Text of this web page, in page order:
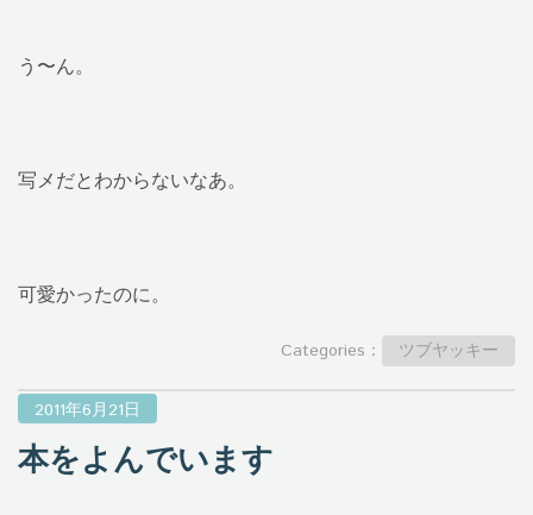
う〜ん。
写メだとわからないなあ。
可愛かったのに。
Categories： ツブヤッキー
2011年6月21日
本をよんでいます